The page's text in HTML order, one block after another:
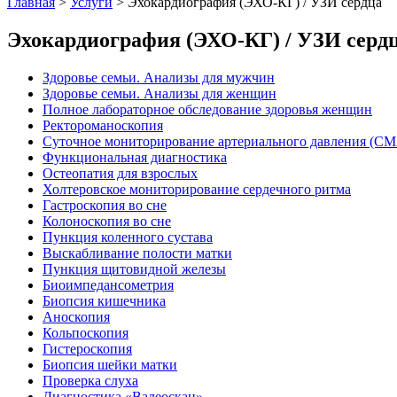
Эхокардиография (ЭХО-КГ) / УЗИ
Здоровье семьи. Анализы для мужчин
Здоровье семьи. Анализы для женщин
Полное лабораторное обследование здоровья женщин
Ректороманоскопия
Суточное мониторирование артериального давления
Функциональная диагностика
Остеопатия для взрослых
Холтеровское мониторирование сердечного ритма
Гастроскопия во сне
Колоноскопия во сне
Пункция коленного сустава
Выскабливание полости матки
Пункция щитовидной железы
Биоимпедансометрия
Биопсия кишечника
Аноскопия
Кольпоскопия
Гистероскопия
Биопсия шейки матки
Проверка слуха